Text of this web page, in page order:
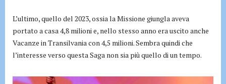
L’ultimo, quello del 2023, ossia la Missione giungla aveva
portato a casa 4,8 milioni e, nello stesso anno era uscito anche
Vacanze in Transilvania con 4,5 milioni. Sembra quindi che
l’interesse verso questa Saga non sia più quello di un tempo.